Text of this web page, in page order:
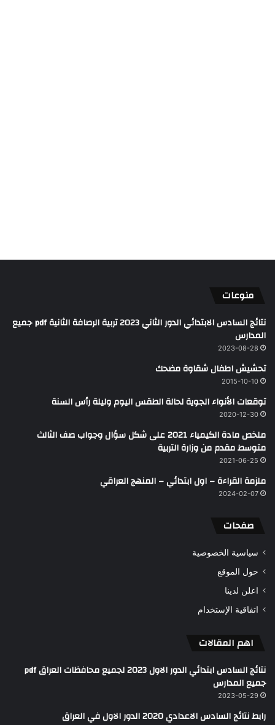
منوعات
نتائج السادس الابتدائي الدور الثاني 2023 تربية الرصافة الثانية pdf جميع
المدارس
2023-08-28
تحشيش اطفال شقاوة مضحك
2015-10-10
توقعات الأنواء الجوية لحالة الطقس اليوم وليلة رأس السنة
2020-12-30
ملخص مادة الكيمياء 2021 على شكل سؤال وجواب صف الثالث
متوسط مقدم من وزارة التربية
2021-06-25
ملزمة القراءة – اول ابتدائي – المنهج العراقي
2024-02-07
صفحات
سياسية الخصوصية
حول الموقع
اعلن لدينا
اتفاقية الإستخدام
اهم المقالات
نتائج السادس ابتدائي الدور الاول 2023 لجميع محافظات العراق pdf
جميع المدارس
2023-05-29
رابط نتائج السادس الاعدادي 2020 الدور الاول في العراق